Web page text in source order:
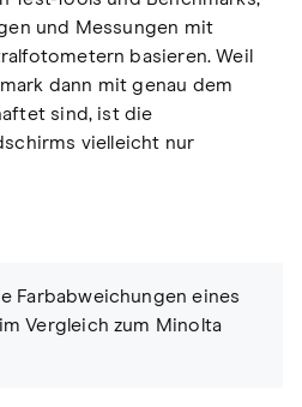
und Messungen mit
basieren. Weil
dann mit genau dem
sind, ist die
vielleicht nur
Farbabweichungen eines
Vergleich zum Minolta